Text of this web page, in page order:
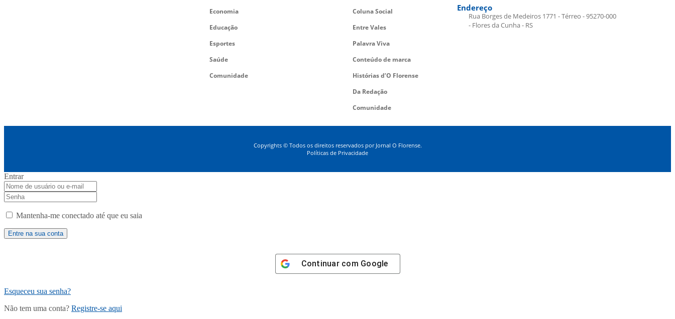
Economia
Educação
Esportes
Saúde
Comunidade
Coluna Social
Entre Vales
Palavra Viva
Conteúdo de marca
Histórias d’O Florense
Da Redação
Comunidade
Endereço
Rua Borges de Medeiros 1771 - Térreo - 95270-000
- Flores da Cunha - RS
Copyrights © Todos os direitos reservados por Jornal O Florense.
Políticas de Privacidade
Entrar
Mantenha-me conectado até que eu saia
Continuar com Google
Esqueceu sua senha?
Não tem uma conta? Registre-se aqui